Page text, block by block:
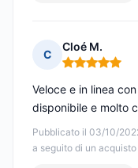
C
Cloé M.
Nota: 5 su 5
Pubblicato il 03/10/
a seguito di un
Veloce e in linea
disponibile e molto